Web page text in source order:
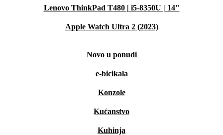
Lenovo ThinkPad T480 | i5-8350U | 14"
Apple Watch Ultra 2 (2023)
Novo u ponudi
e-bicikala
Konzole
Kućanstvo
Kuhinja